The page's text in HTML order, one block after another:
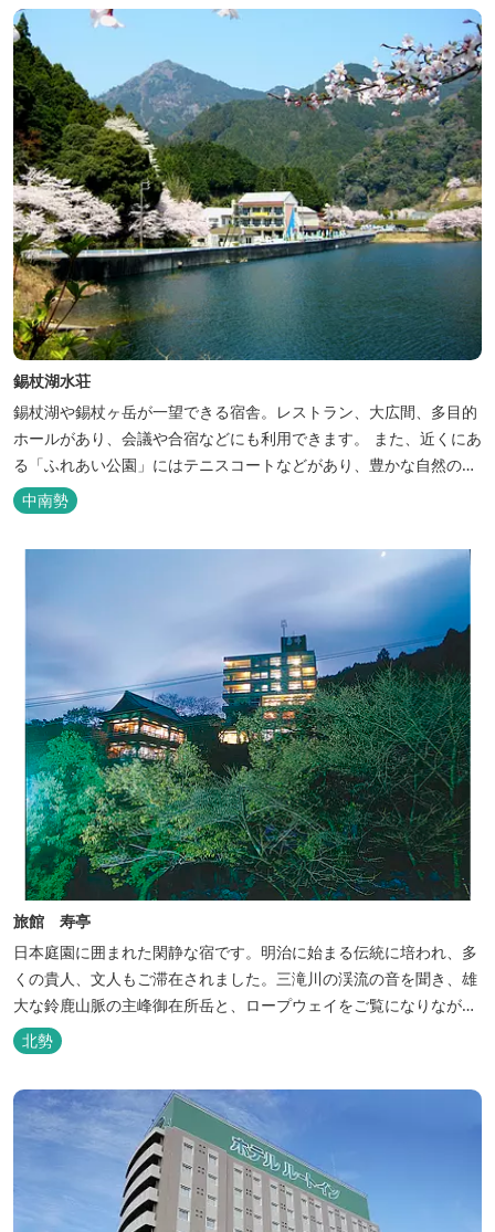
錫杖湖水荘
錫杖湖や錫杖ヶ岳が一望できる宿舎。レストラン、大広間、多目的
ホールがあり、会議や合宿などにも利用できます。 また、近くにあ
る「ふれあい公園」にはテニスコートなどがあり、豊かな自然の中
でのびのびと楽しむことができます。
中南勢
旅館 寿亭
日本庭園に囲まれた閑静な宿です。明治に始まる伝統に培われ、多
くの貴人、文人もご滞在されました。三滝川の渓流の音を聞き、雄
大な鈴鹿山脈の主峰御在所岳と、ロープウェイをご覧になりながら
お入りいただく露天風呂は気持ちがいいです。 また、庭園にある昭
和初期の離れの客間を改装した貸切風呂（６タイプ）はレトロクラ
シカルな雰囲気でみなさまに好評をいただいております。夕食は部
屋食の為、お子様連れやカッ...
北勢